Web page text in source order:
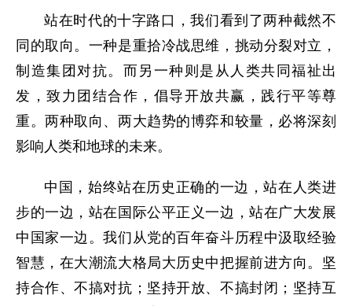
站在时代的十字路口，我们看到了两种截然不
同的取向。一种是重拾冷战思维，挑动分裂对立，
制造集团对抗。而另一种则是从人类共同福祉出
发，致力团结合作，倡导开放共赢，践行平等尊
重。两种取向、两大趋势的博弈和较量，必将深刻
影响人类和地球的未来。
中国，始终站在历史正确的一边，站在人类进
步的一边，站在国际公平正义一边，站在广大发展
中国家一边。我们从党的百年奋斗历程中汲取经验
智慧，在大潮流大格局大历史中把握前进方向。坚
持合作、不搞对抗；坚持开放、不搞封闭；坚持互